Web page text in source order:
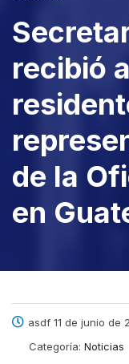
recibió
de la
en
asdf 11 de junio de
Categoría: Noticias